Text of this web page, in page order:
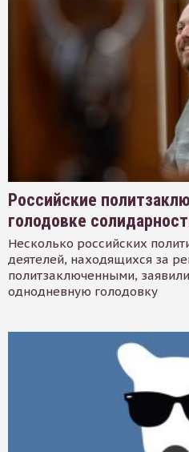
Российские
голодовке
Несколько российских
деятелей, находящихся за
политзаключенными,
однодневную голодовку